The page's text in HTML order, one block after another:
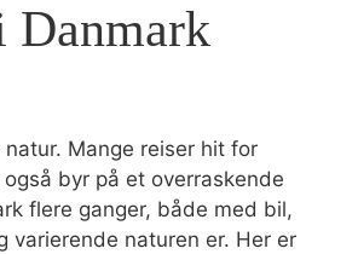
Danmark
Mange reiser hit for
byr på et overraskende
flere ganger, både med bil,
varierende naturen er. Her er